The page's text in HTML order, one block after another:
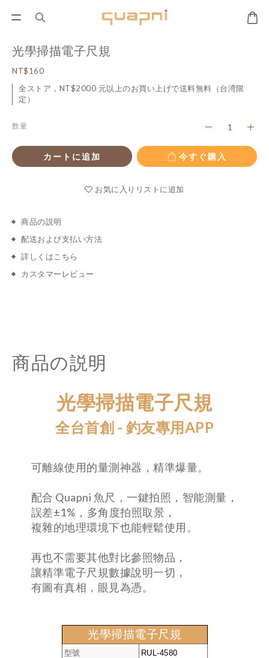
光學掃描電子尺規
NT$160
全ストア，NT$2000 元以上のお買い上げで送料無料（台湾限
定）
数量
カートに追加 今すぐ購入
お気に入りリストに追加
商品の説明
配送および支払い方法
詳しくはこちら
カスタマーレビュー
商品の説明
光學掃描電子尺規
全台首創 - 釣友專用APP
可離線使用的量測神器，精準爆量。
配合 Quapni 魚尺，一鍵拍照，智能測量，
誤差±1%，多角度拍照取景，
複雜的地理環境下也能輕鬆使用。
再也不需要其他對比參照物品，
讓精準電子尺規數據說明一切，
有圖有真相，眼見為憑。
光學掃描電子尺規
型號 RUL-4580